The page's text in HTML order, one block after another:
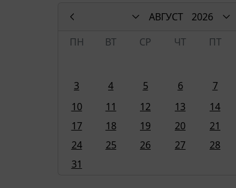
АВГУСТ
2026
ПН
ВТ СР ЧТ ПТ
3
4 5 6 7
10
11 12 13 14
17
18 19 20 21
24
25 26 27 28
31